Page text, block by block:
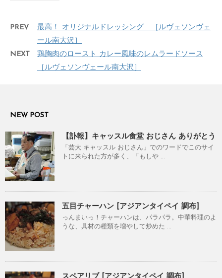
PREV
最高！ オリジナルドレッシング ［ルヴェソンヴェ
ール南大沢］
NEXT
鶏胸肉のロースト カレー風味のレムラードソース
［ルヴェソンヴェール南大沢］
NEW POST
【訃報】キャッスル食堂 おじさん ありがとう
「芸大 キャッスル おじさん」でのワードでこのサイ
トに来られた方が多く、「もしや ...
五目チャーハン [アジアンタイペイ 調布]
っんまいっ！チャーハンは、パラパラ。中華料理のよ
うな、具材の種類を増やして炒めた ...